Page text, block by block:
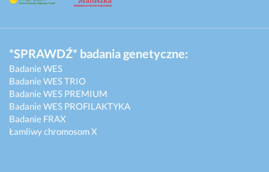
*SPRAWDŹ* badania genetyczne:
Badanie WES
Badanie WES TRIO
Badanie WES PREMIUM
Badanie WES PROFILAKTYKA
Badanie FRAX
Łamliwy chromosom X